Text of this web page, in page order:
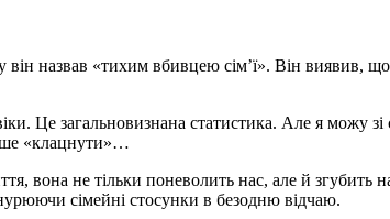
назвав «тихим вбивцею сім’ї». Він виявив,
Це загальновизнана статистика. Але я можу
«клацнути»…
вона не тільки поневолить нас, але й
сімейні стосунки в безодню відчаю.